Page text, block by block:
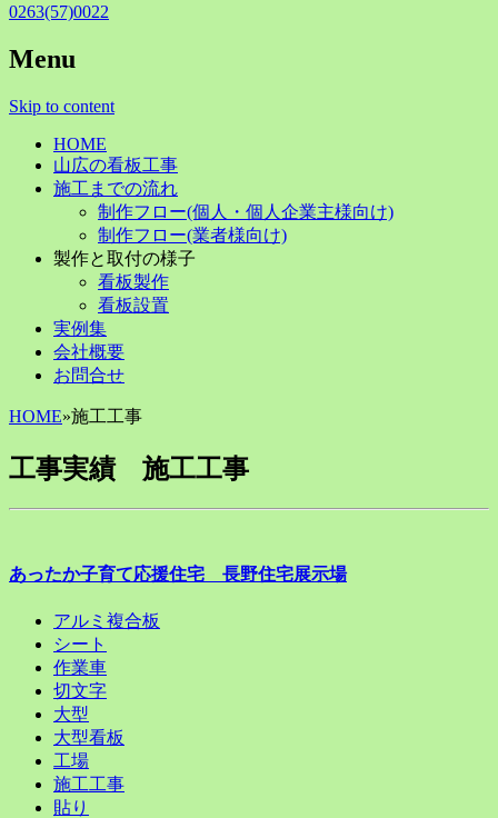
0263(57)0022
Menu
Skip to content
HOME
山広の看板工事
施工までの流れ
制作フロー(個人・個人企業主様向け)
制作フロー(業者様向け)
製作と取付の様子
看板製作
看板設置
実例集
会社概要
お問合せ
HOME»施工工事
工事実績 施工工事
あったか子育て応援住宅 長野住宅展示場
アルミ複合板
シート
作業車
切文字
大型
大型看板
工場
施工工事
貼り